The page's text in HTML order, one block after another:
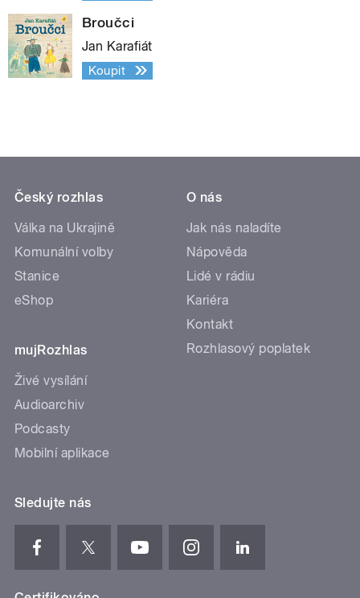
Broučci
Jan Karafiát
Koupit
Český rozhlas
Válka na Ukrajině
Komunální volby
Stanice
eShop
mujRozhlas
Živé vysílání
Audioarchiv
Podcasty
Mobilní aplikace
O nás
Jak nás naladíte
Nápověda
Lidé v rádiu
Kariéra
Kontakt
Rozhlasový poplatek
Sledujte nás